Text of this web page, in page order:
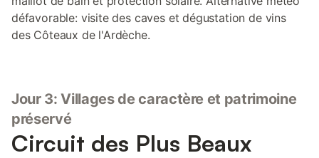
défavorable: visite des caves et dégustation de vins
des Côteaux de l'Ardèche.
Jour 3: Villages de caractère et patrimoine
préservé
Circuit des Plus Beaux